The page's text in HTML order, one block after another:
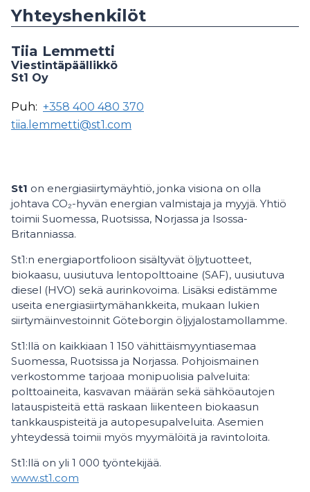
Yhteyshenkilöt
Tiia Lemmetti
Viestintäpäällikkö
St1 Oy
Puh: +358 400 480 370
tiia.lemmetti@st1.com
St1 on energiasiirtymäyhtiö, jonka visiona on olla
johtava CO₂-hyvän energian valmistaja ja myyjä. Yhtiö
toimii Suomessa, Ruotsissa, Norjassa ja Isossa-
Britanniassa.
St1:n energiaportfolioon sisältyvät öljytuotteet,
biokaasu, uusiutuva lentopolttoaine (SAF), uusiutuva
diesel (HVO) sekä aurinkovoima. Lisäksi edistämme
useita energiasiirtymähankkeita, mukaan lukien
siirtymäinvestoinnit Göteborgin öljyjalostamollamme.
St1:llä on kaikkiaan 1 150 vähittäismyyntiasemaa
Suomessa, Ruotsissa ja Norjassa. Pohjoismainen
verkostomme tarjoaa monipuolisia palveluita:
polttoaineita, kasvavan määrän sekä sähköautojen
latauspisteitä että raskaan liikenteen biokaasun
tankkauspisteitä ja autopesupalveluita. Asemien
yhteydessä toimii myös myymälöitä ja ravintoloita.
St1:llä on yli 1 000 työntekijää.
www.st1.com